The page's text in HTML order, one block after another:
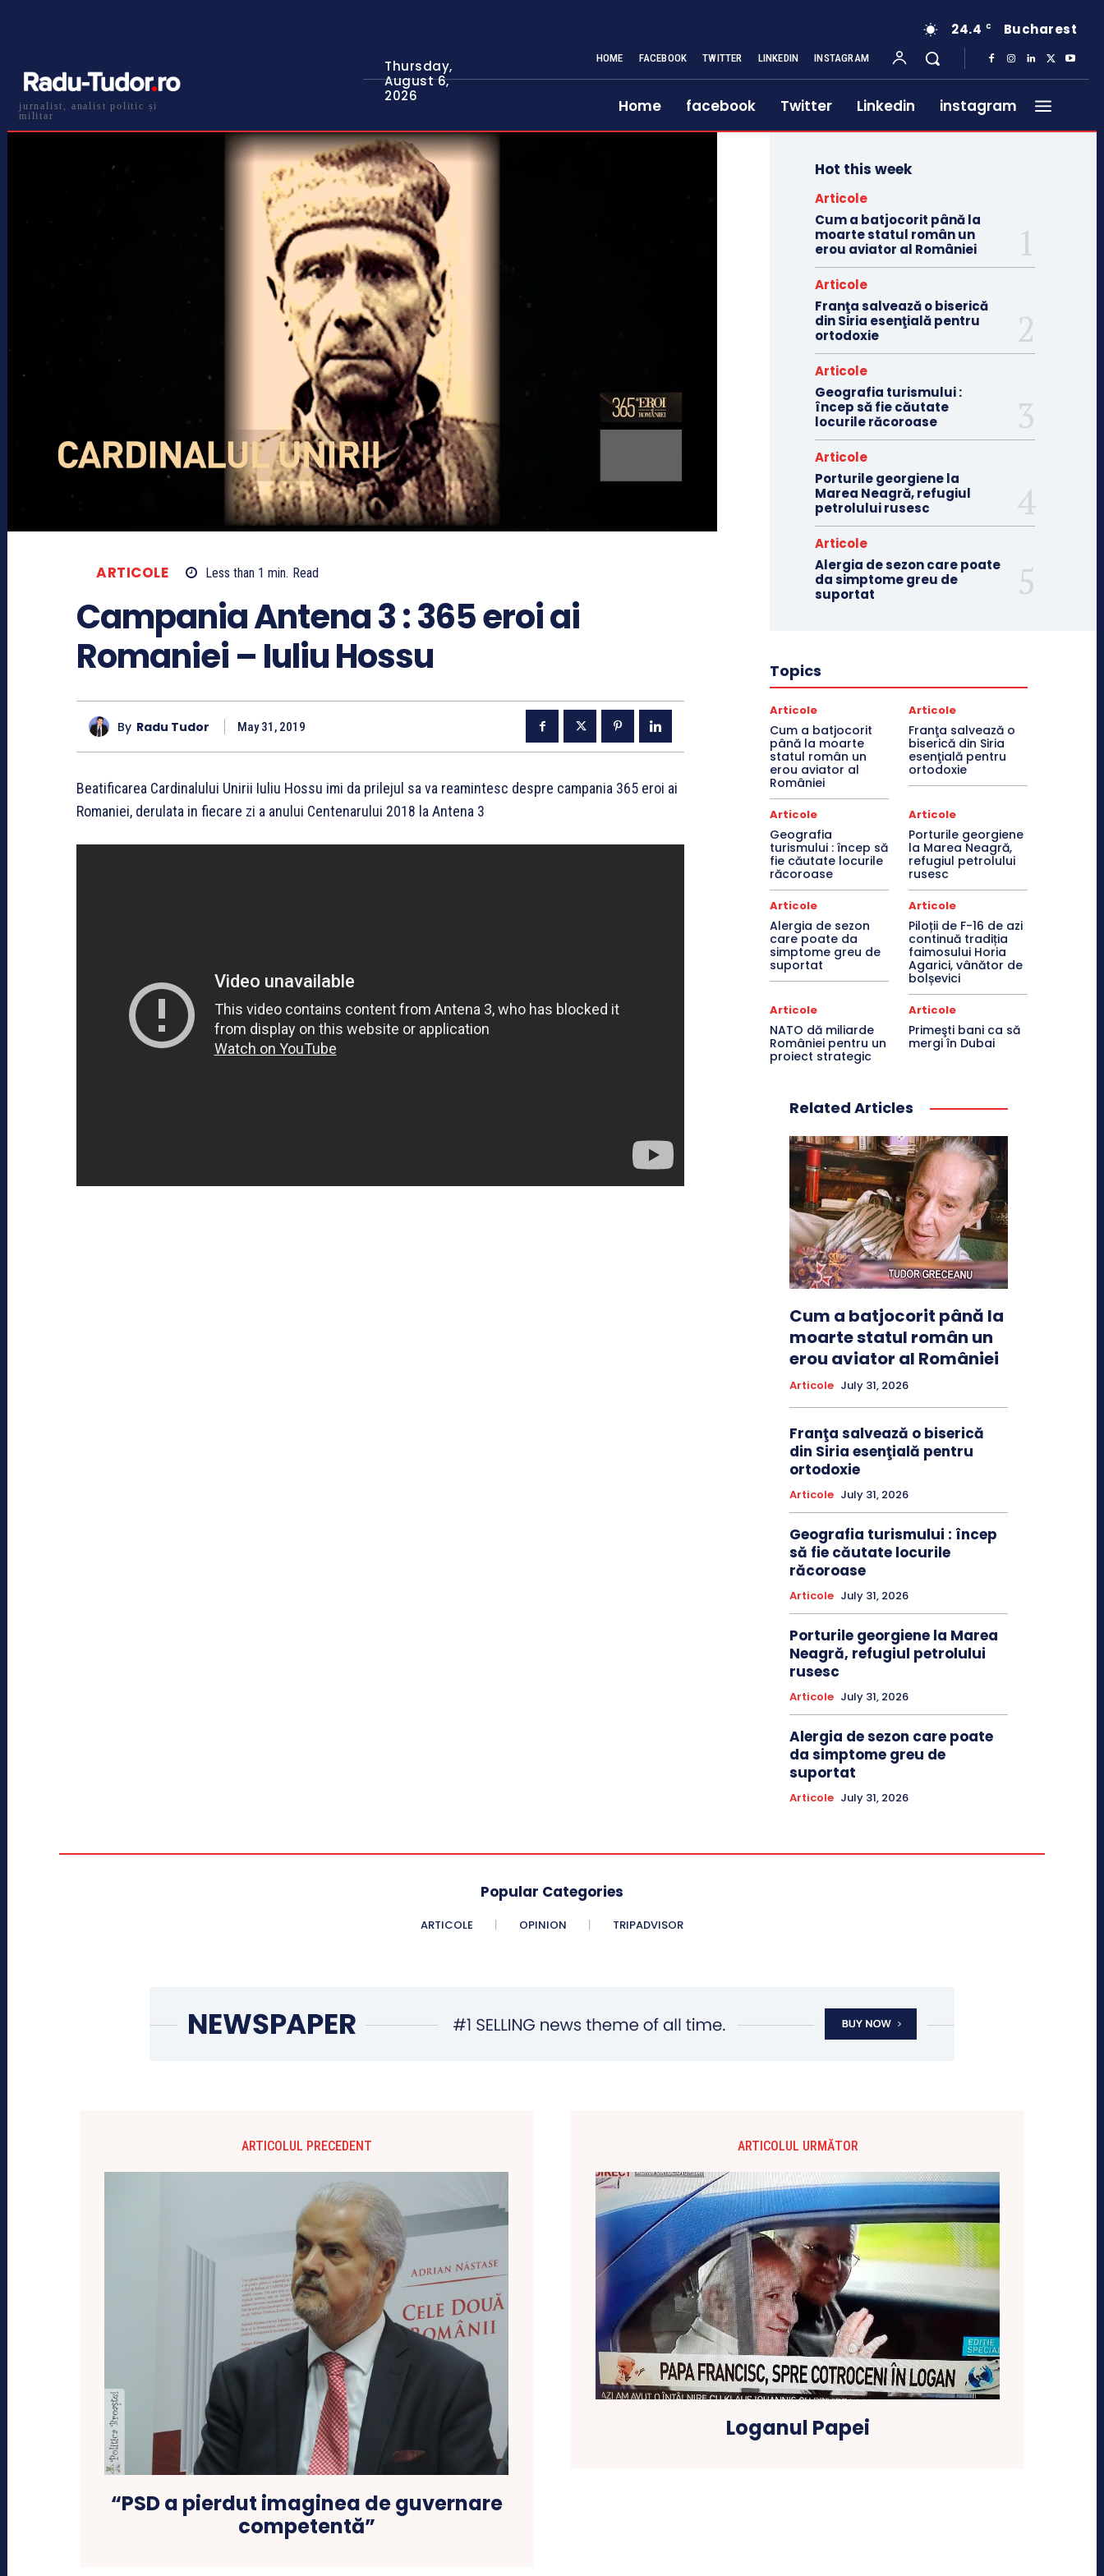
jurnalist, analist politic și
militar
Thursday,
August 6,
2026
24.4 C Bucharest
HOME FACEBOOK TWITTER LINKEDIN INSTAGRAM
Home facebook Twitter Linkedin instagram
ARTICOLE Less than 1 min. Read
Campania Antena 3 : 365 eroi ai
Romaniei – Iuliu Hossu
By Radu Tudor May 31, 2019
Beatificarea Cardinalului Unirii Iuliu Hossu imi da prilejul sa va reamintesc despre campania 365 eroi ai
Romaniei, derulata in fiecare zi a anului Centenarului 2018 la Antena 3
Hot this week
Articole
Cum a batjocorit până la
moarte statul român un
erou aviator al României
Articole
Franţa salvează o biserică
din Siria esenţială pentru
ortodoxie
Articole
Geografia turismului :
încep să fie căutate
locurile răcoroase
Articole
Porturile georgiene la
Marea Neagră, refugiul
petrolului rusesc
Articole
Alergia de sezon care poate
da simptome greu de
suportat
Topics
Articole
Cum a batjocorit
până la moarte
statul român un
erou aviator al
României
Articole
Franţa salvează o
biserică din Siria
esenţială pentru
ortodoxie
Articole
Geografia
turismului : încep să
fie căutate locurile
răcoroase
Articole
Porturile georgiene
la Marea Neagră,
refugiul petrolului
rusesc
Articole
Alergia de sezon
care poate da
simptome greu de
suportat
Articole
Piloții de F-16 de azi
continuă tradiția
faimosului Horia
Agarici, vânător de
bolșevici
Articole
NATO dă miliarde
României pentru un
proiect strategic
Articole
Primeşti bani ca să
mergi în Dubai
Related Articles
Cum a batjocorit până la
moarte statul român un
erou aviator al României
Articole July 31, 2026
Franţa salvează o biserică
din Siria esenţială pentru
ortodoxie
Articole July 31, 2026
Geografia turismului : încep
să fie căutate locurile
răcoroase
Articole July 31, 2026
Porturile georgiene la Marea
Neagră, refugiul petrolului
rusesc
Articole July 31, 2026
Alergia de sezon care poate
da simptome greu de
suportat
Articole July 31, 2026
Popular Categories
ARTICOLE OPINION TRIPADVISOR
ARTICOLUL PRECEDENT
“PSD a pierdut imaginea de guvernare
competentă”
ARTICOLUL URMĂTOR
Loganul Papei